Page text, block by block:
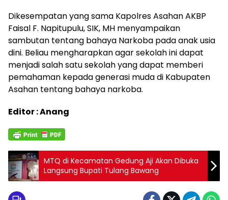
Dikesempatan yang sama Kapolres Asahan AKBP
Faisal F. Napitupulu, SIK, MH menyampaikan
sambutan tentang bahaya Narkoba pada anak usia
dini. Beliau mengharapkan agar sekolah ini dapat
menjadi salah satu sekolah yang dapat memberi
pemahaman kepada generasi muda di Kabupaten
Asahan tentang bahaya narkoba.
Editor : Anang
MTQ di Kecamatan Gedung Aji Akan Dibuka
Langsung Bupati Tulang Bawang